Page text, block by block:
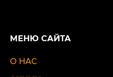
МЕНЮ САЙТА
О НАС